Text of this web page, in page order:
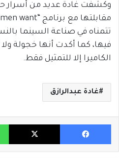
وكشفت غادة عديد من أسرار
تتمناه في صناعة السينما
فيها، كما أكدت أنها خجولة
الكاميرا إلا للتمثيل فقط.
غادة عبدالرازق
فيسبوك X